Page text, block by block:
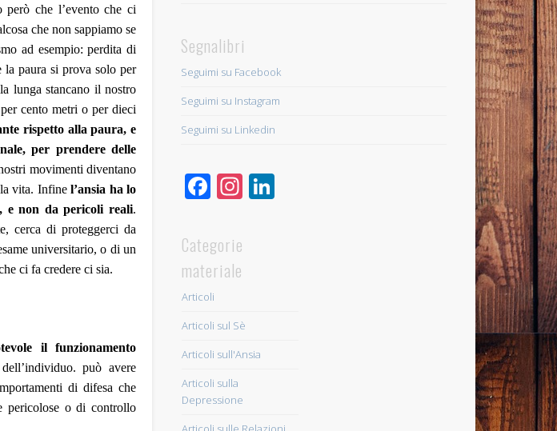
però che l’evento che ci
che non sappiamo se
ad esempio:perdita di
la paura si prova solo per
lunga stancano il nostro
cento metri o per dieci
rispetto alla paura, e
per prendere delle
movimenti diventano
vita. Infine l’ansia ha lo
e non da pericoli reali.
cerca di proteggerci da
universitario, o di un
ci fa credere ci sia.
il funzionamento
dell’individuo.può avere
di difesa che
pericolose o di controllo
Segnalibri
Seguimi su Facebook
Seguimi su Instagram
Seguimi su Linkedin
Facebook
Instagram
LinkedIn
Categorie
materiale
Articoli
Articoli sul Sè
Articoli sull'Ansia
Articoli sulla
Depressione